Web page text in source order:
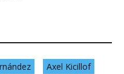
Axel Kicillof